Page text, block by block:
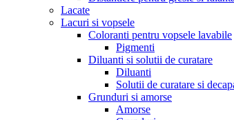
Lacate
Lacuri si vopsele
Coloranti pentru vopsele lavabile
Pigmenti
Diluanti si solutii de curatare
Diluanti
Solutii de curatare si
Grunduri si amorse
Amorse